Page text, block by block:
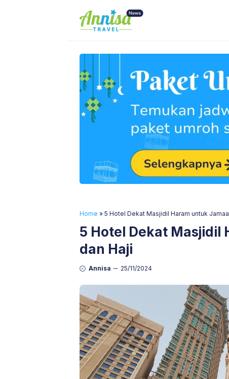
Home » 5 Hotel Dekat Masjidil Haram untuk
5 Hotel Dekat Masjidil
dan Haji
Annisa 25/11/2024